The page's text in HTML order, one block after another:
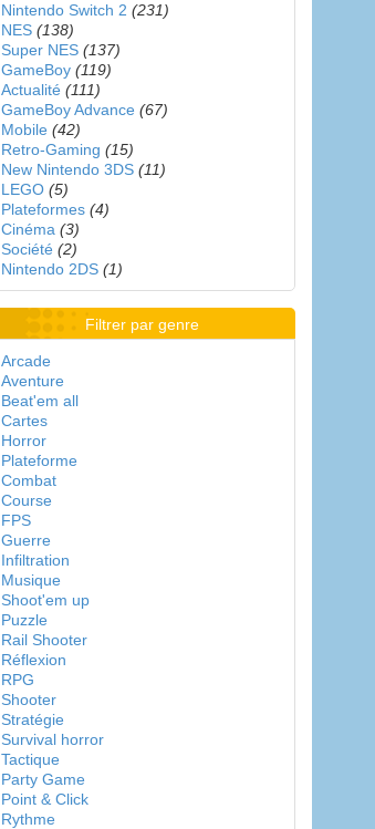
Nintendo Switch 2 (231)
NES (138)
Super NES (137)
GameBoy (119)
Actualité (111)
GameBoy Advance (67)
Mobile (42)
Retro-Gaming (15)
New Nintendo 3DS (11)
LEGO (5)
Plateformes (4)
Cinéma (3)
Société (2)
Nintendo 2DS (1)
Filtrer par genre
Arcade
Aventure
Beat'em all
Cartes
Horror
Plateforme
Combat
Course
FPS
Guerre
Infiltration
Musique
Shoot'em up
Puzzle
Rail Shooter
Réflexion
RPG
Shooter
Stratégie
Survival horror
Tactique
Party Game
Point & Click
Rythme